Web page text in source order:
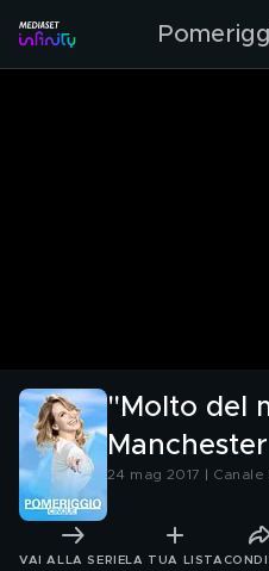
"Molto del
24 mag 2017 | Canale
VAI ALLA SERIE LA TUA LISTA